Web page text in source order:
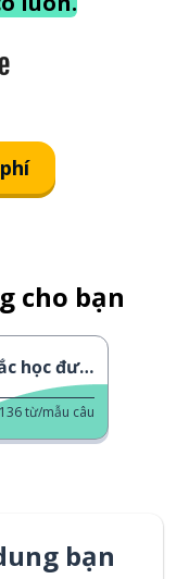
cho bạn
đường
136từ/mẫu câu
bạn